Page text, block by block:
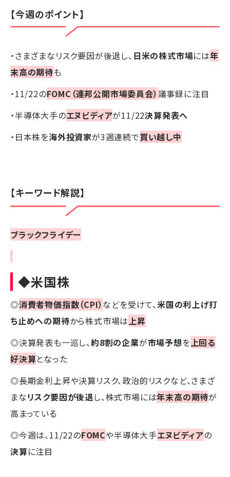
【今週のポイント】
・さまざまなリスク要因が後退し、 日米の株式市場には年
末高の期待も
・11/22のFOMC（連邦公開市場委員会） 議事録に注目
・半導体大手のエヌビディアが11/22決算発表へ
・日本株を海外投資家が3週連続で買い越し中
【キーワード解説】
ブラックフライデー
◆米国株
◎消費者物価指数（CPI） などを受けて、米国の利上げ打
ち止めへの期待から株式市場は上昇
◎決算発表も一巡し、約8割の企業が市場予想を上回る
好決算となった
◎長期金利上昇や決算リスク、政治的リスクなど、さまざ
まなリスク要因が後退し、株式市場には年末高の期待が
高まっている
◎今週は、11/22のFOMCや半導体大手エヌビディアの
決算に注目